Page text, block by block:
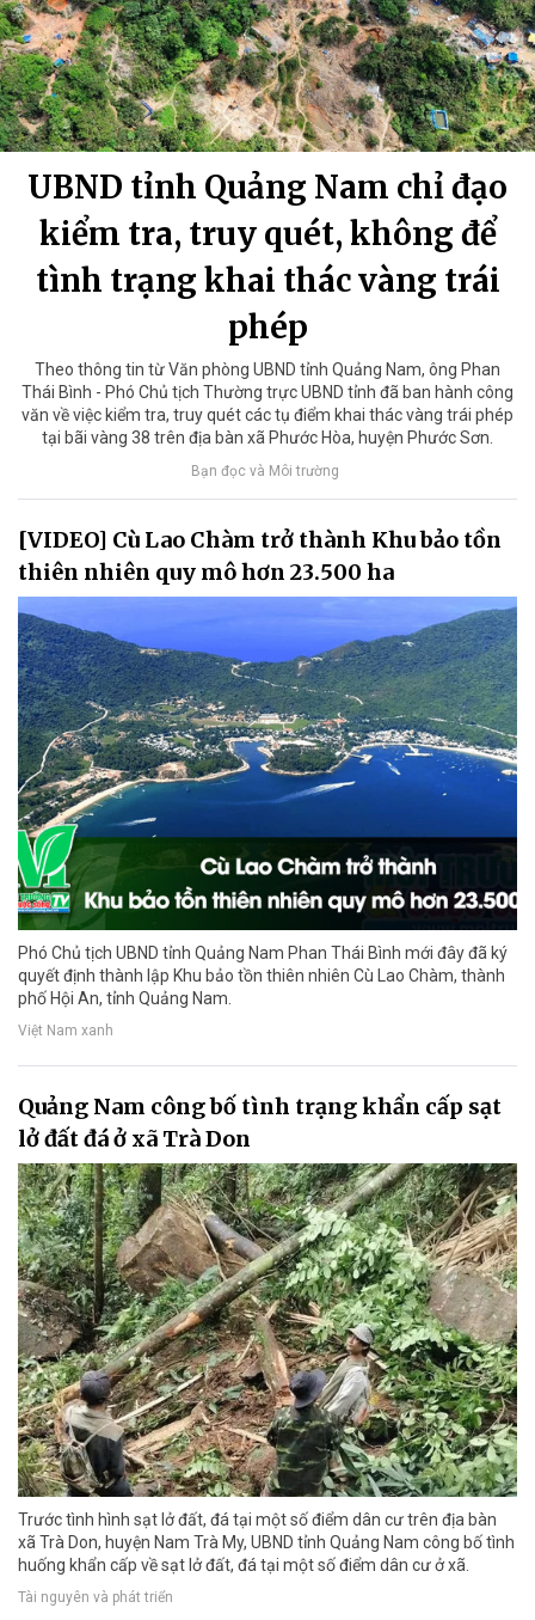
UBND tỉnh Quảng Nam chỉ đạo
kiểm tra, truy quét, không để
tình trạng khai thác vàng trái
phép
Theo thông tin từ Văn phòng UBND tỉnh Quảng Nam, ông Phan
Thái Bình - Phó Chủ tịch Thường trực UBND tỉnh đã ban hành công
văn về việc kiểm tra, truy quét các tụ điểm khai thác vàng trái phép
tại bãi vàng 38 trên địa bàn xã Phước Hòa, huyện Phước Sơn.
Bạn đọc và Môi trường
[VIDEO] Cù Lao Chàm trở thành Khu bảo tồn
thiên nhiên quy mô hơn 23.500 ha
Phó Chủ tịch UBND tỉnh Quảng Nam Phan Thái Bình mới đây đã ký
quyết định thành lập Khu bảo tồn thiên nhiên Cù Lao Chàm, thành
phố Hội An, tỉnh Quảng Nam.
Việt Nam xanh
Quảng Nam công bố tình trạng khẩn cấp sạt
lở đất đá ở xã Trà Don
Trước tình hình sạt lở đất, đá tại một số điểm dân cư trên địa bàn
xã Trà Don, huyện Nam Trà My, UBND tỉnh Quảng Nam công bố tình
huống khẩn cấp về sạt lở đất, đá tại một số điểm dân cư ở xã.
Tài nguyên và phát triển